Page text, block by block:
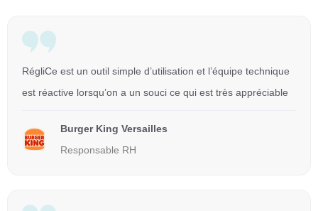
RégliCe est un outil simple d’utilisation et l’équipe technique
est réactive lorsqu’on a un souci ce qui est très appréciable
Burger King Versailles
Responsable RH